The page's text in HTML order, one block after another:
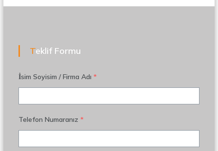
Teklif Formu
İsim Soyisim / Firma Adı *
Telefon Numaranız *